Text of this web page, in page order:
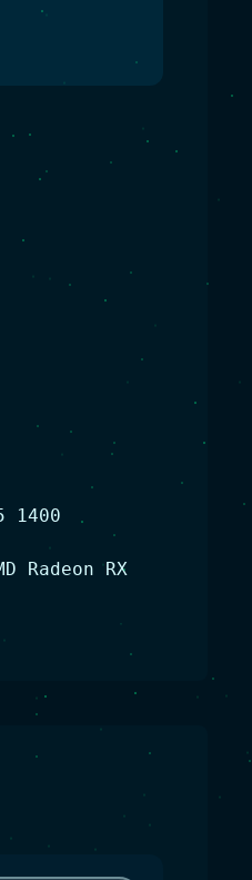
1400
Radeon RX